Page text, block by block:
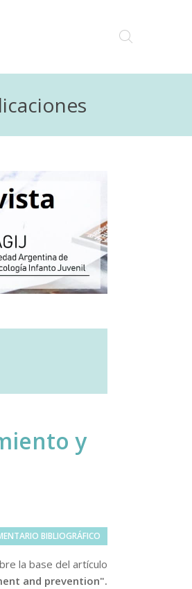
y
BIBLIOGRÁFICO
la base del artículo
and prevention".